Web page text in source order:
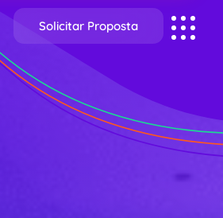
Solicitar Proposta